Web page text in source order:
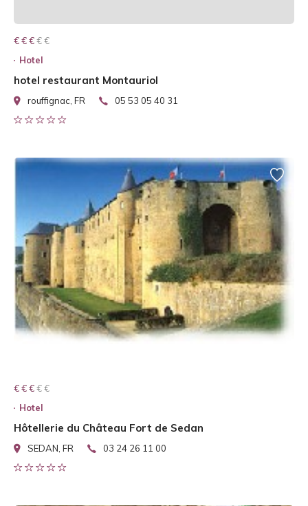
€ € € € €
€ € €
Hotel
hotel restaurant Montauriol
rouffignac, FR 05 53 05 40 31
€ € € € €
€ € €
Hotel
Hôtellerie du Château Fort de Sedan
SEDAN, FR 03 24 26 11 00